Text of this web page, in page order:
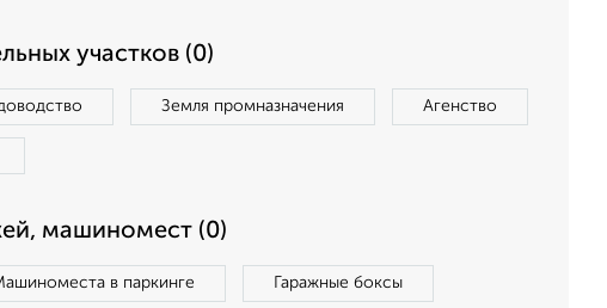
участков (0)
Земля промназначения Агенство
машиномест (0)
в паркинге Гаражные боксы